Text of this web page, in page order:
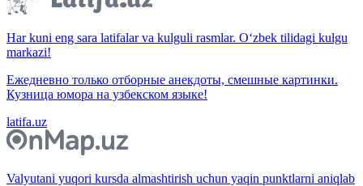
Har kuni eng sara latifalar va kulguli rasmlar. O‘zbek tilidagi kulgu
markazi!
Ежедневно только отборные анекдоты, смешные картинки.
Кузница юмора на узбекском языке!
latifa.uz
Valyutani yuqori kursda almashtirish uchun yaqin punktlarni aniqlab